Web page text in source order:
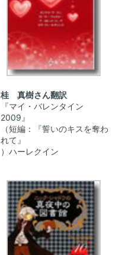
桂 真樹さん翻訳
『マイ・バレンタイン
2009』
（短編：『誓いのキスを奪わ
れて』
）ハーレクイン